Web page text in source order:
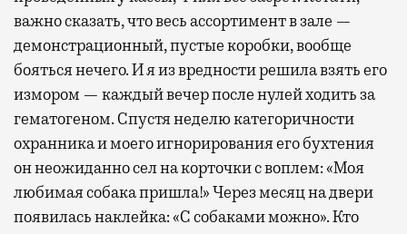
важно сказать, что весь ассортимент в зале —
демонстрационный, пустые коробки, вообще
бояться нечего. И я из вредности решила взять его
измором — каждый вечер после нулей ходить за
гематогеном. Спустя неделю категоричности
охранника и моего игнорирования его бухтения
он неожиданно сел на корточки с воплем: «Моя
любимая собака пришла!» Через месяц на двери
появилась наклейка: «С собаками можно». Кто